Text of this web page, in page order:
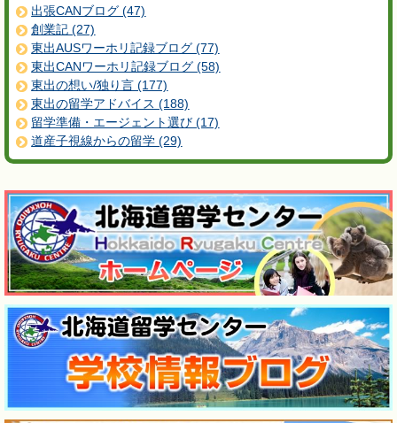
出張CANブログ (47)
創業記 (27)
東出AUSワーホリ記録ブログ (77)
東出CANワーホリ記録ブログ (58)
東出の想い/独り言 (177)
東出の留学アドバイス (188)
留学準備・エージェント選び (17)
道産子視線からの留学 (29)